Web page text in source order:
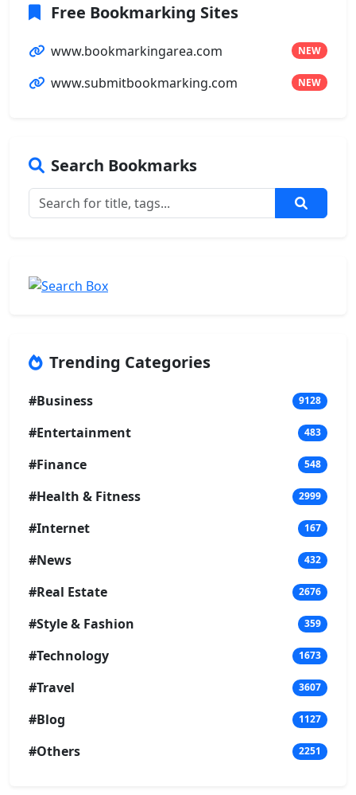
Free Bookmarking Sites
www.bookmarkingarea.com NEW
www.submitbookmarking.com NEW
Search Bookmarks
Trending Categories
#Business 9128
#Entertainment 483
#Finance 548
#Health & Fitness 2999
#Internet 167
#News 432
#Real Estate 2676
#Style & Fashion 359
#Technology 1673
#Travel 3607
#Blog 1127
#Others 2251